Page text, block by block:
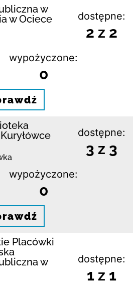
w
w Ociece
dostępne:
2 z 2
wypożyczone:
0
dostępne:
3 z 3
wypożyczone:
0
Placówki
w
dostępne:
1 z 1